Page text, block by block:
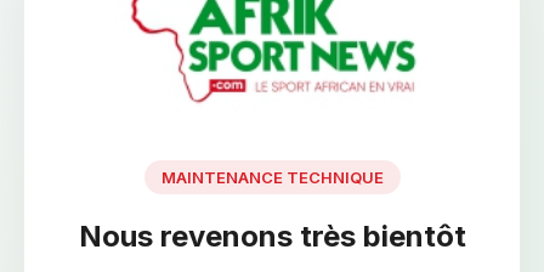
MAINTENANCE TECHNIQUE
Nous revenons très bientôt